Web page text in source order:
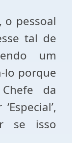
o pessoal
tal de
um
lo porque
da
se isso